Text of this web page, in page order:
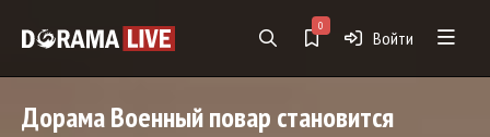
0
Войти
ДорамаВоенный повар становится